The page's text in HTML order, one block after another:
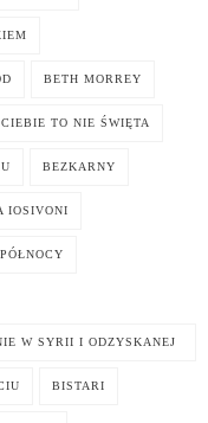
BETH MORREY
TO NIE ŚWIĘTA
BEZKARNY
IOSIVONI
W SYRII I ODZYSKANEJ
BISTARI